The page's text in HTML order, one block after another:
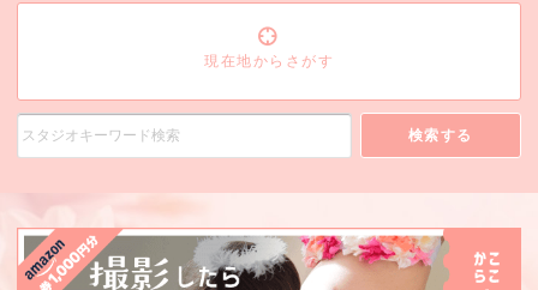
現在地からさがす
検索する